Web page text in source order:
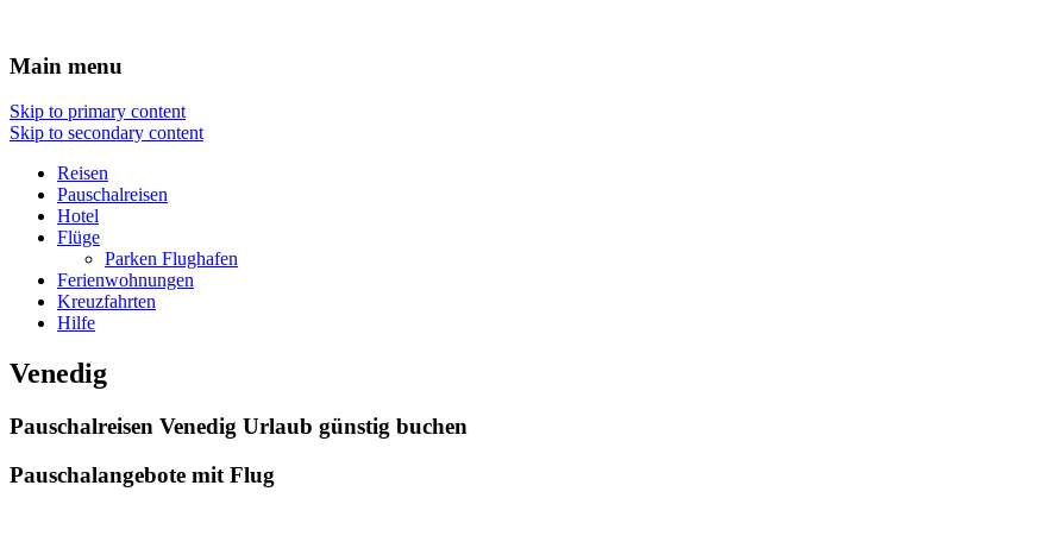
Travel : De
Main menu
Skip to primary content
Skip to secondary content
Reisen
Pauschalreisen
Hotel
Flüge
Parken Flughafen
Ferienwohnungen
Kreuzfahrten
Hilfe
Venedig
Pauschalreisen Venedig Urlaub günstig buchen
Pauschalangebote mit Flug